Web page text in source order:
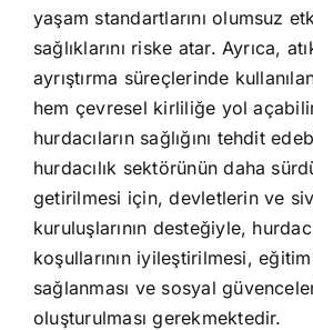
yaşam standartlarını olumsuz
sağlıklarını riske atar. Ayrıca,
ayrıştırma süreçlerinde
hem çevresel kirliliğe yol
hurdacıların sağlığını tehdit
hurdacılık sektörünün daha
getirilmesi için, devletlerin ve
kuruluşlarının desteğiyle,
koşullarının iyileştirilmesi,
sağlanması ve sosyal
oluşturulması gerekmektedir.